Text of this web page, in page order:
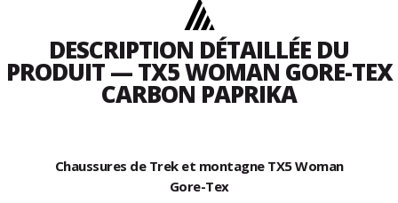
DESCRIPTION DÉTAILLÉE DU
PRODUIT — TX5 WOMAN GORE-TEX
CARBON PAPRIKA
Chaussures de Trek et montagne TX5 Woman
Gore-Tex